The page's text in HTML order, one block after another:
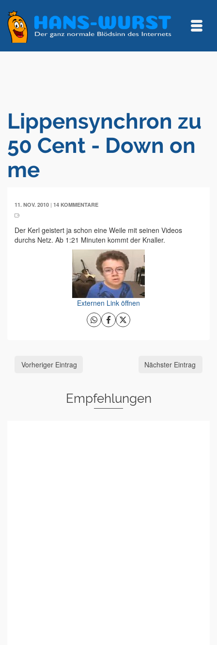
Lippensynchron zu
50 Cent - Down on
me
11. NOV. 2010 | 14 KOMMENTARE
Der Kerl geistert ja schon eine Weile mit seinen Videos
durchs Netz. Ab 1:21 Minuten kommt der Knaller.
Externen Link öffnen
Vorheriger Eintrag Nächster Eintrag
Empfehlungen